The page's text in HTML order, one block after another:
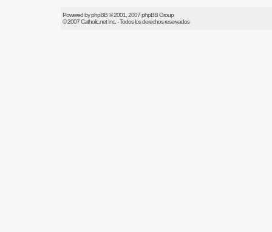
Powered byphpBB© 2001, 2007 phpBB Group
© 2007Catholic.netInc. - Todos los derechos reservados